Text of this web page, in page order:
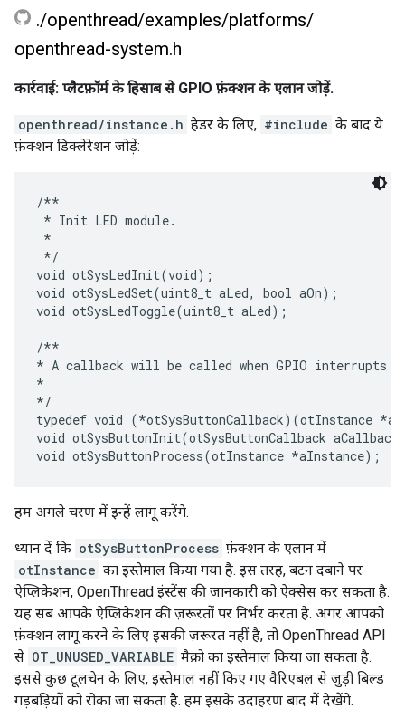
./openthread/examples/platforms/
openthread-system.h
कार्रवाई: प्लैटफ़ॉर्म के हिसाब से GPIO फ़ंक्शन के एलान जोड़ें.
openthread/instance.h हेडर के लिए, #include के बाद ये
फ़ंक्शन डिक्लेरेशन जोड़ें:
/**
* Init LED module.
*
*/
void otSysLedInit(void);
void otSysLedSet(uint8_t aLed, bool aOn);
void otSysLedToggle(uint8_t aLed);
/**
* A callback will be called when GPIO interrupts
*
*/
typedef void (*otSysButtonCallback)(otInstance
void otSysButtonInit(otSysButtonCallback
हम अगले चरण में इन्हें लागू करेंगे.
ध्यान दें कि otSysButtonProcess फ़ंक्शन के एलान में
otInstance का इस्तेमाल किया गया है. इस तरह, बटन दबाने पर
ऐप्लिकेशन, OpenThread इंस्टेंस की जानकारी को ऐक्सेस कर सकता है.
यह सब आपके ऐप्लिकेशन की ज़रूरतों पर निर्भर करता है. अगर आपको
फ़ंक्शन लागू करने के लिए इसकी ज़रूरत नहीं है, तो OpenThread API
से OT_UNUSED_VARIABLE मैक्रो का इस्तेमाल किया जा सकता है.
इससे कुछ टूलचेन के लिए, इस्तेमाल नहीं किए गए वैरिएबल से जुड़ी बिल्ड
गड़बड़ियों को रोका जा सकता है. हम इसके उदाहरण बाद में देखेंगे.